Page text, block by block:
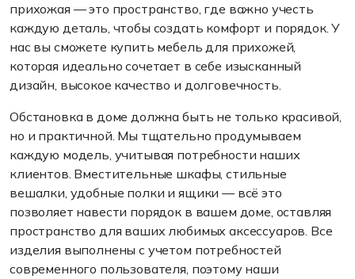
прихожая — это пространство, где важно учесть
каждую деталь, чтобы создать комфорт и порядок. У
нас вы сможете купить мебель для прихожей,
которая идеально сочетает в себе изысканный
дизайн, высокое качество и долговечность.
Обстановка в доме должна быть не только красивой,
но и практичной. Мы тщательно продумываем
каждую модель, учитывая потребности наших
клиентов. Вместительные шкафы, стильные
вешалки, удобные полки и ящики — всё это
позволяет навести порядок в вашем доме, оставляя
пространство для ваших любимых аксессуаров. Все
изделия выполнены с учетом потребностей
современного пользователя, поэтому наши